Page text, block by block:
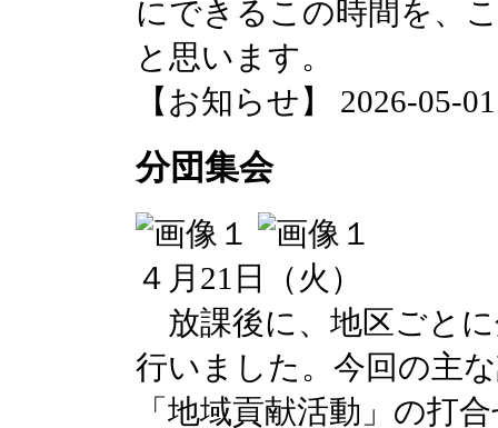
にできるこの時間を、
と思います。
【お知らせ】 2026-05-
分団集会
４月21日（火）
放課後に、地区ごと
行いました。今回の主
「地域貢献活動」の打